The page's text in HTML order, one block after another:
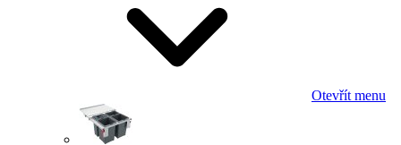
Otevřít menu